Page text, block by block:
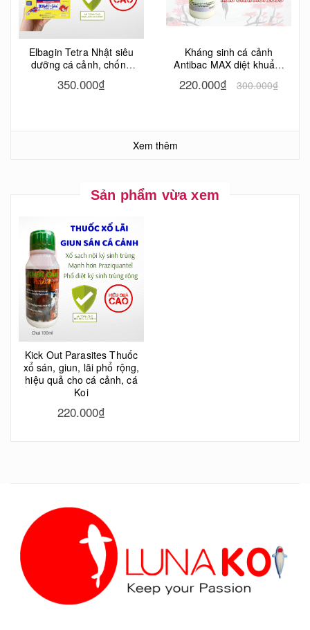
Elbagin Tetra Nhật siêu
dưỡng cá cảnh, chống
khuẩn cơ hội cá mới gói
350.000₫
Kháng sinh cá cảnh
Antibac MAX diệt khuẩn,
khuẩn, lở loét, đục mắt,
220.000₫ 300.000₫
Xem thêm
Sản phẩm vừa xem
Kick Out Parasites Thuốc
xổ sán, giun, lãi phổ rộng,
hiệu quả cho cá cảnh, cá
Koi
220.000₫